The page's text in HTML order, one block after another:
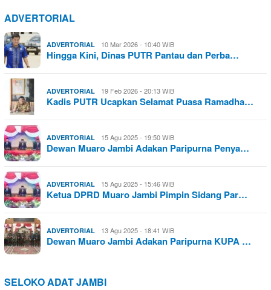
ADVERTORIAL
ADVERTORIAL 10 Mar 2026 - 10:40 WIB
Hingga Kini, Dinas PUTR Pantau dan Perba…
ADVERTORIAL 19 Feb 2026 - 20:13 WIB
Kadis PUTR Ucapkan Selamat Puasa Ramadha…
ADVERTORIAL 15 Agu 2025 - 19:50 WIB
Dewan Muaro Jambi Adakan Paripurna Penya…
ADVERTORIAL 15 Agu 2025 - 15:46 WIB
Ketua DPRD Muaro Jambi Pimpin Sidang Par…
ADVERTORIAL 13 Agu 2025 - 18:41 WIB
Dewan Muaro Jambi Adakan Paripurna KUPA …
SELOKO ADAT JAMBI